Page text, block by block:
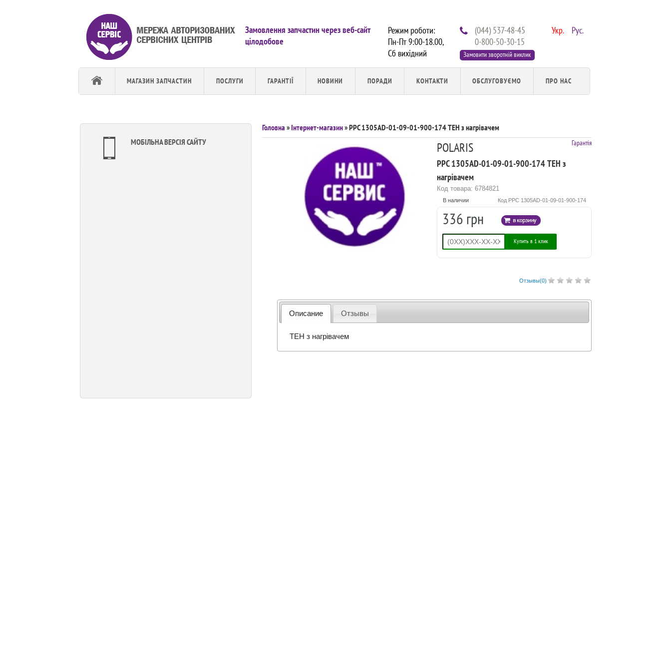
Укр. Рус.
(044) 537-48-45
0-800-50-30-15
Замовити зворотній виклик
Режим роботи:
Пн-Пт 9:00-18.00,
Сб вихiдний
Замовлення запчастин через веб-сайт
цілодобове
МАГАЗИН ЗАПЧАСТИН ПОСЛУГИ ГАРАНТІЇ НОВИНИ ПОРАДИ КОНТАКТИ ОБСЛУГОВУЄМО ПРО НАС
МОБІЛЬНА ВЕРСІЯ САЙТУ
Головна »Інтернет-магазин» PPC 1305AD-01-09-01-900-174 ТЕН з нагрівачем
Гарантія
POLARIS
PPC 1305AD-01-09-01-900-174 ТЕН з
нагрівачем
Код товара: 6784821
Код PPC 1305AD-01-09-01-900-174
В наличии
336 грн
Купить в 1 клик
Отзывы(0)
Описание Отзывы
ТЕН з нагрівачем